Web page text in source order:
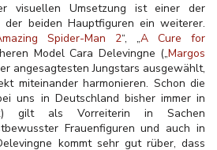
visuellen Umsetzung ist einer der
der beiden Hauptfiguren ein weiterer.
Spider-Man 2“, „A Cure for
Model Cara Delevingne („Margos
angesagtesten Jungstars ausgewählt,
miteinander harmonieren. Schon die
uns in Deutschland bisher immer in
gilt als Vorreiterin in Sachen
Frauenfiguren und auch in
kommt sehr gut rüber, dass